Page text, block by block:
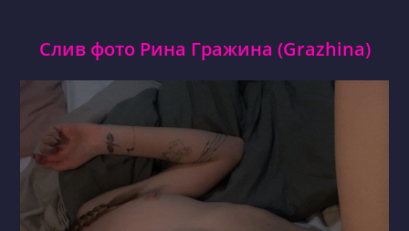
Слив фото Рина Гражина (Grazhina)